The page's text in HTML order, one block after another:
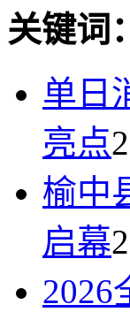
关键词：
单日
亮点
榆中
启幕
2026